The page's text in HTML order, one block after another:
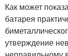
Как может
батарея
утверждение